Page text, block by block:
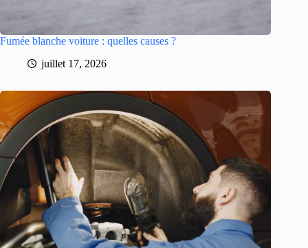
Fumée blanche voiture : quelles causes ?
juillet 17, 2026